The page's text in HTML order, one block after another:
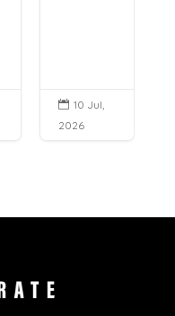
 10 Jul,
2026